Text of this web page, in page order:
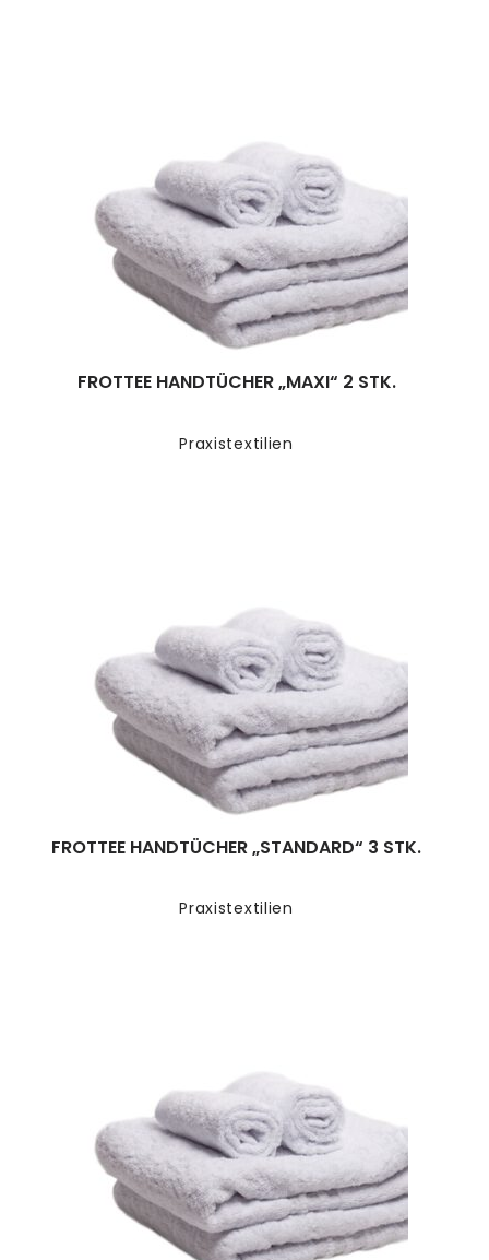
Praxistextilien
FROTTEE HANDTÜCHER „MAXI“ 2 STK.
Praxistextilien
FROTTEE HANDTÜCHER „STANDARD“ 3 STK.